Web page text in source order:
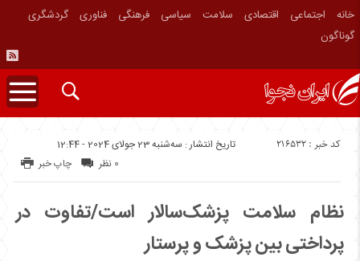
خانه اجتماعی اقتصادی سلامت سیاسی فرهنگی فناوری
گردشگری
گوناگون
تاریخ انتشار : سه‌شنبه 23 جولای 2024 - 12:44 کد خبر : 216532
چاپ خبر 0 نظر
نظام سلامت پزشک‌سالار است/تفاوت در
پرداختی بین پزشک و پرستار